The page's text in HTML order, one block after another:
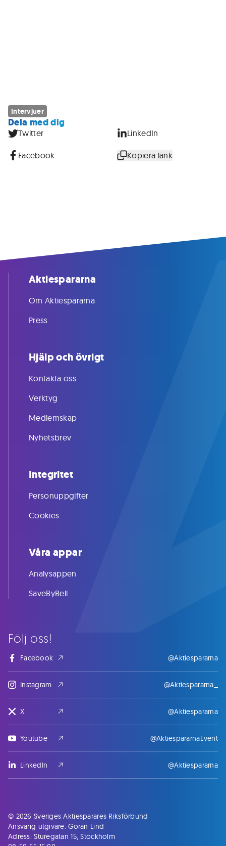
Intervjuer
Dela med dig
Twitter LinkedIn
Facebook Kopiera länk
Följ oss!
Facebook @Aktiespararna
Instagram @Aktiespararna_
X @Aktiespararna
Youtube @AktiespararnaEvent
LinkedIn @Aktiespararna
Aktiespararna
Om Aktiespararna
Press
Hjälp och övrigt
Kontakta oss
Verktyg
Medlemskap
Nyhetsbrev
Integritet
Personuppgifter
Cookies
Våra appar
Analysappen
SaveByBell
© 2026 Sveriges Aktiesparares Riksförbund
Ansvarig utgivare: Göran Lind
Adress: Sturegatan 15, Stockholm